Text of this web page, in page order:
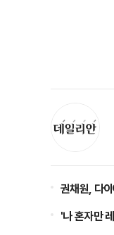
권채원, 다
'나 혼자만